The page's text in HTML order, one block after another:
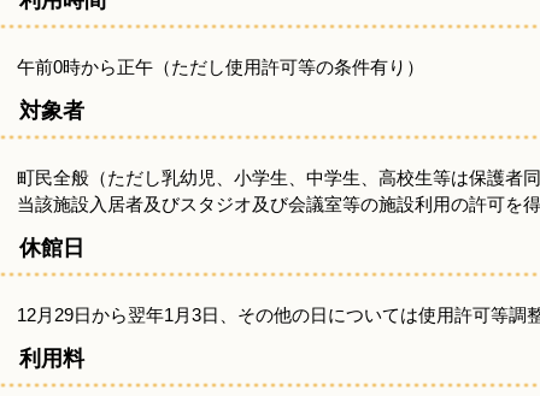
午前0時から正午（ただし使用許可等の条件有り）
対象者
町民全般（ただし乳幼児、小学生、中学生、高校生等は保護者
当該施設入居者及びスタジオ及び会議室等の施設利用の許可を
休館日
12月29日から翌年1月3日、その他の日については使用許可等調
利用料